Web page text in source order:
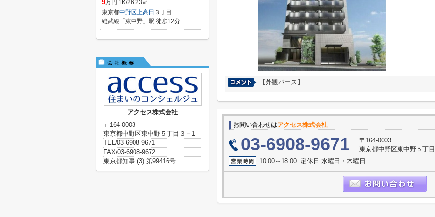
【外観パース】
お問い合わせはアクセス株式会社
03-6908-9671
〒164-0003
東京都中野区東中野５丁
10:00～18:00 定休日:水曜日・木曜日
9万円 1K/26.23㎡
東京都中野区上高田 ３丁目
総武線「東中野」駅 徒歩12分
アクセス株式会社
〒164-0003
東京都中野区東中野５丁目３－1
TEL/03-6908-9671
FAX/03-6908-9672
東京都知事 (3) 第99416号